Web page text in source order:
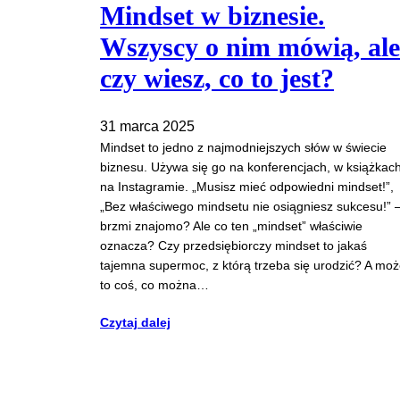
Mindset w biznesie.
Wszyscy o nim mówią, ale
czy wiesz, co to jest?
31 marca 2025
Mindset to jedno z najmodniejszych słów w świecie
biznesu. Używa się go na konferencjach, w
na Instagramie. „Musisz mieć odpowiedni mindset!”,
„Bez właściwego mindsetu nie osiągniesz sukcesu!”
brzmi znajomo? Ale co ten „mindset” właściwie
oznacza? Czy przedsiębiorczy mindset to jakaś
tajemna supermoc, z którą trzeba się urodzić? A
to coś, co można…
Czytaj dalej